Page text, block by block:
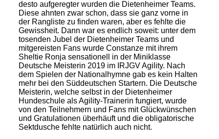
desto aufgeregter wurden die Dietenheimer Teams.
Diese ahnten zwar schon, dass sie ganz vorne in
der Rangliste zu finden waren, aber es fehlte die
Gewissheit. Dann war es endlich soweit: unter dem
tosenden Jubel der Dietenheimer Teams und
mitgereisten Fans wurde Constanze mit ihrem
Sheltie Ronja sensationell in der Miniklasse
Deutsche Meisterin 2019 im IRJGV Agility. Nach
dem Spielen der Nationalhymne gab es kein Halten
mehr bei den Süddeutschen Startern. Die Deutsche
Meisterin, welche selbst in der Dietenheimer
Hundeschule als Agility-Trainerin fungiert, wurde
von den Teilnehmern und Fans mit Glückwünschen
und Gratulationen überhäuft und die obligatorische
Sektdusche fehlte natürlich auch nicht.